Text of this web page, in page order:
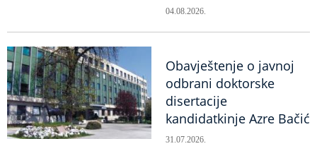
04.08.2026.
Obavještenje o javnoj
odbrani doktorske
disertacije
kandidatkinje Azre Bačić
31.07.2026.